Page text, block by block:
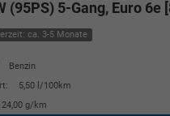
(95PS) 5-Gang, Euro 6e
ca. 3-5 Monate
Benzin
5,50 l/100km
g/km